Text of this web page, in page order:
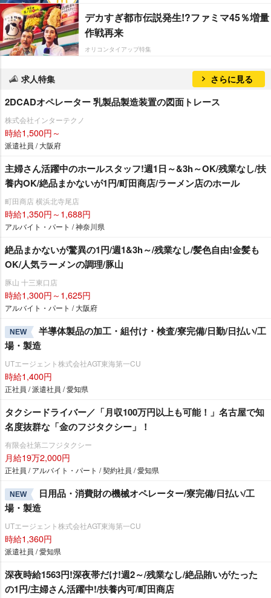
デカすぎ都市伝説発生!?ファミマ45％増量
作戦再来
オリコンタイアップ特集
求人特集 さらに見る
2DCADオペレーター 乳製品製造装置の図面トレース
株式会社インターテクノ
時給1,500円～
派遣社員 / 大阪府
主婦さん活躍中のホールスタッフ!週1日～&3h～OK/残業なし/扶
養内OK/絶品まかないが1円/町田商店/ラーメン店のホール
町田商店 横浜北寺尾店
時給1,350円～1,688円
アルバイト・パート / 神奈川県
絶品まかないが驚異の1円/週1&3h～/残業なし/髪色自由!金髪も
OK/人気ラーメンの調理/豚山
豚山 十三東口店
時給1,300円～1,625円
アルバイト・パート / 大阪府
NEW
半導体製品の加工・組付け・検査/寮完備/日勤/日払い/工
場・製造
UTエージェント株式会社AGT東海第一CU
時給1,400円
正社員 / 派遣社員 / 愛知県
タクシードライバー／「月収100万円以上も可能！」名古屋で知
名度抜群な「金のフジタクシー」！
有限会社第二フジタクシー
月給19万2,000円
正社員 / アルバイト・パート / 契約社員 / 愛知県
NEW
日用品・消費財の機械オペレーター/寮完備/日払い/工
場・製造
UTエージェント株式会社AGT東海第一CU
時給1,360円
派遣社員 / 愛知県
深夜時給1563円!深夜帯だけ!週2～/残業なし/絶品賄いがたった
の1円/主婦さん活躍中!/扶養内可/町田商店